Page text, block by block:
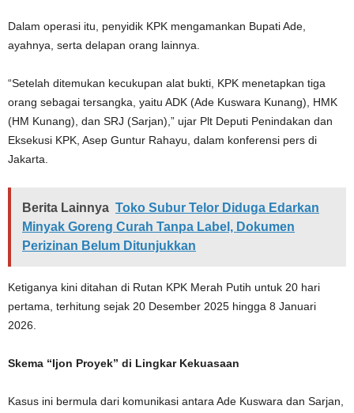
Dalam operasi itu, penyidik KPK mengamankan Bupati Ade,
ayahnya, serta delapan orang lainnya.
“Setelah ditemukan kecukupan alat bukti, KPK menetapkan tiga
orang sebagai tersangka, yaitu ADK (Ade Kuswara Kunang), HMK
(HM Kunang), dan SRJ (Sarjan),” ujar Plt Deputi Penindakan dan
Eksekusi KPK, Asep Guntur Rahayu, dalam konferensi pers di
Jakarta.
Berita Lainnya Toko Subur Telor Diduga Edarkan
Minyak Goreng Curah Tanpa Label, Dokumen
Perizinan Belum Ditunjukkan
Ketiganya kini ditahan di Rutan KPK Merah Putih untuk 20 hari
pertama, terhitung sejak 20 Desember 2025 hingga 8 Januari
2026.
Skema “Ijon Proyek” di Lingkar Kekuasaan
Kasus ini bermula dari komunikasi antara Ade Kuswara dan Sarjan,